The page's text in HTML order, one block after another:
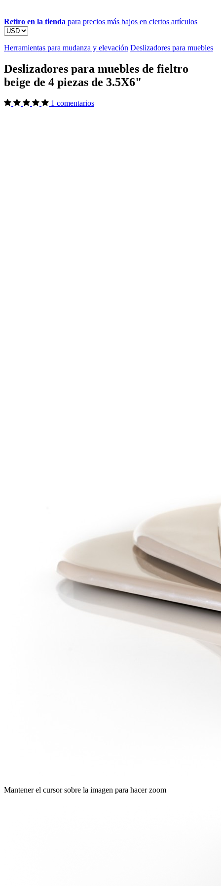
Retiro en la tienda para precios más bajos en ciertos artículos
Herramientas para mudanza y elevación Deslizadores para muebles
Deslizadores para muebles de fieltro
beige de 4 piezas de 3.5X6"
1 comentarios
Mantener el cursor sobre la imagen para hacer zoom